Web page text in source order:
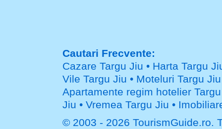
Cautari Frecvente:
Cazare Targu Jiu • Harta Targu
Vile Targu Jiu • Moteluri Targu Jiu
Apartamente regim hotelier
Jiu • Vremea Targu Jiu •
© 2003 - 2026 TourismGuide.ro.